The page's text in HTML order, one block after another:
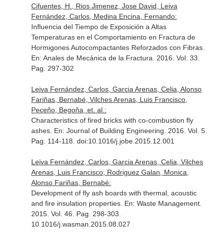
Cifuentes, H., Rios Jimenez, Jose David, Leiva
Fernández, Carlos, Medina Encina, Fernando:
Influencia del Tiempo de Exposición a Altas
Temperaturas en el Comportamiento en Fractura de
Hormigones Autocompactantes Reforzados con Fibras.
En: Anales de Mecánica de la Fractura . 2016. Vol. 33.
Pag. 297-302
Leiva Fernández, Carlos, Garcia Arenas, Celia, Alonso
Fariñas, Bernabé, Vilches Arenas, Luis Francisco,
Peceño, Begoña, et. al.:
Characteristics of fired bricks with co-combustion fly
ashes. En: Journal of Building Engineering . 2016. Vol. 5.
Pag. 114-118. doi:10.1016/j.jobe.2015.12.001
Leiva Fernández, Carlos, Garcia Arenas, Celia, Vilches
Arenas, Luis Francisco, Rodriguez Galan, Monica,
Alonso Fariñas, Bernabé:
Development of fly ash boards with thermal, acoustic
and fire insulation properties. En: Waste Management.
2015. Vol. 46. Pag. 298-303.
10.1016/j.wasman.2015.08.027